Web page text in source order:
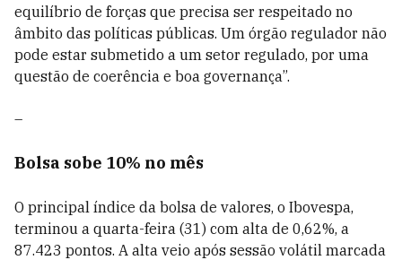
equilíbrio de forças que precisa ser respeitado no
âmbito das políticas públicas. Um órgão regulador não
pode estar submetido a um setor regulado, por uma
questão de coerência e boa governança”.
–
Bolsa sobe 10% no mês
O principal índice da bolsa de valores, o Ibovespa,
terminou a quarta-feira (31) com alta de 0,62%, a
87.423 pontos. A alta veio após sessão volátil marcada